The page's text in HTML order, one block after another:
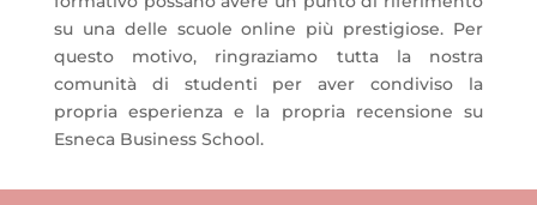
su una delle scuole online più prestigiose. Per
questo motivo, ringraziamo tutta la nostra
comunità di studenti per aver condiviso la
propria esperienza e la propria recensione su
Esneca Business School.